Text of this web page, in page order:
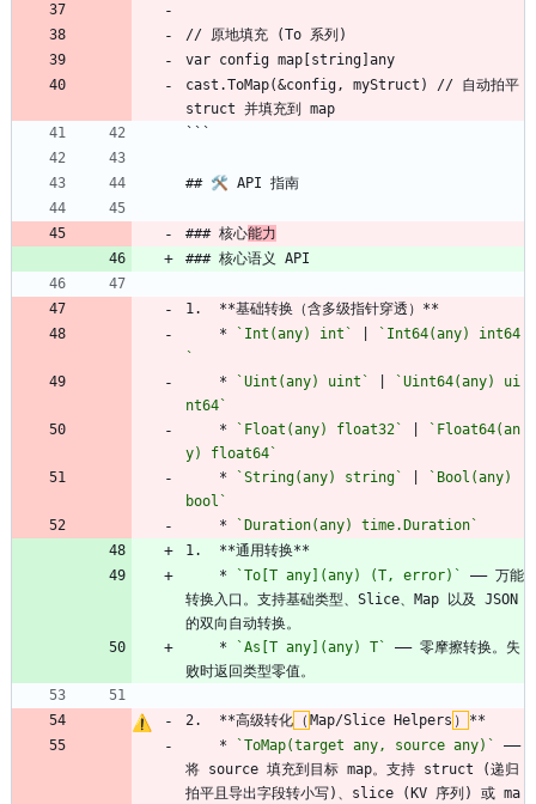
// 原地填充 (To 系列)
var config map[string]any
cast.ToMap(&config, myStruct) // 自动拍平
struct 并填充到 map
```
## 🛠 API 指南
### 核心能力
### 核心语义 API
1.  **基础转换（含多级指针穿透）**
    *
`Int(any) int`
`Int64(any) int64
`
    *
`Uint(any) uint`
`Uint64(any) ui
nt64`
    *
`Float(any) float32`
`Float64(an
y) float64`
    *
`String(any) string`
`Bool(any)
bool`
    *
`Duration(any) time.Duration`
1.  **通用转换**
    *
`To[T any](any) (T, error)`
—— 万能
转换入口。支持基础类型、Slice、Map 以及 JSON
的双向自动转换。
    *
`As[T any](any) T`
—— 零摩擦转换。失
败时返回类型零值。
2.  **高级转化 （ Map/Slice Helpers ）
**
    *
`ToMap(target any, source any)`
——
将 source 填充到目标 map。支持 struct (递归
拍平且导出字段转小写)、slice (KV 序列) 或 ma